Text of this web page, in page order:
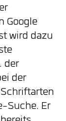
Google
wird dazu
der
der
Suche. Er